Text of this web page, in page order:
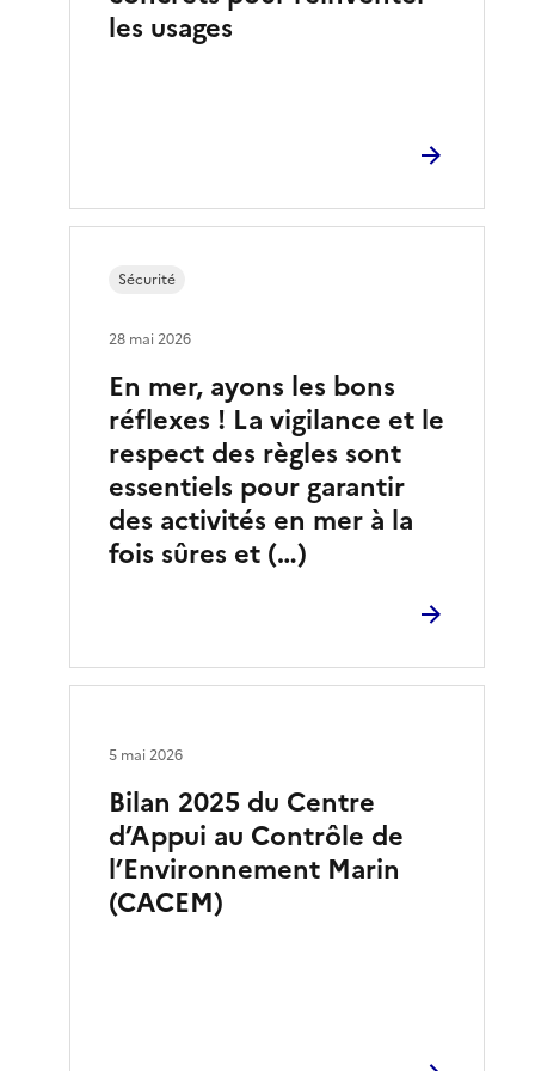
les usages
En mer, ayons les bons
réflexes ! La vigilance et le
respect des règles sont
essentiels pour garantir
des activités en mer à la
fois sûres et (…)
Sécurité
28 mai 2026
Bilan 2025 du Centre
d’Appui au Contrôle de
l’Environnement Marin
(CACEM)
5 mai 2026